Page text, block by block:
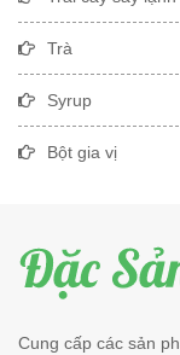
Trà
Syrup
Bột gia vị
Cung cấp các sản